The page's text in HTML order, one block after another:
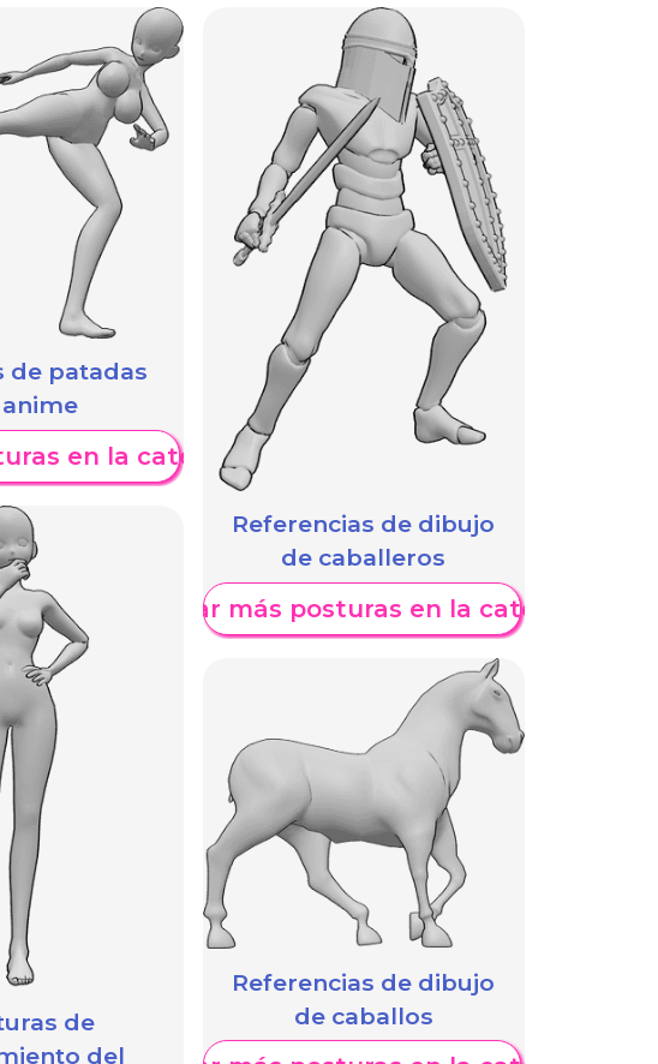
de patadas
en la categoría
de
del
Referencias de dibujo
de caballeros
Mostrar más posturas en la categoría
Referencias de dibujo
de caballos